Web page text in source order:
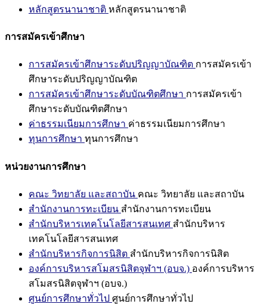
หลักสูตรนานาชาติ หลักสูตรนานาชาติ
การสมัครเข้าศึกษา
การสมัครเข้าศึกษาระดับปริญญาบัณฑิต การสมัครเข้า
ศึกษาระดับปริญญาบัณฑิต
การสมัครเข้าศึกษาระดับบัณฑิตศึกษา การสมัครเข้า
ศึกษาระดับบัณฑิตศึกษา
ค่าธรรมเนียมการศึกษา ค่าธรรมเนียมการศึกษา
ทุนการศึกษา ทุนการศึกษา
หน่วยงานการศึกษา
คณะ วิทยาลัย และสถาบัน คณะ วิทยาลัย และสถาบัน
สำนักงานการทะเบียน สำนักงานการทะเบียน
สำนักบริหารเทคโนโลยีสารสนเทศ สำนักบริหาร
เทคโนโลยีสารสนเทศ
สำนักบริหารกิจการนิสิต สำนักบริหารกิจการนิสิต
องค์การบริหารสโมสรนิสิตจุฬาฯ (อบจ.) องค์การบริหาร
สโมสรนิสิตจุฬาฯ (อบจ.)
ศูนย์การศึกษาทั่วไป ศูนย์การศึกษาทั่วไป